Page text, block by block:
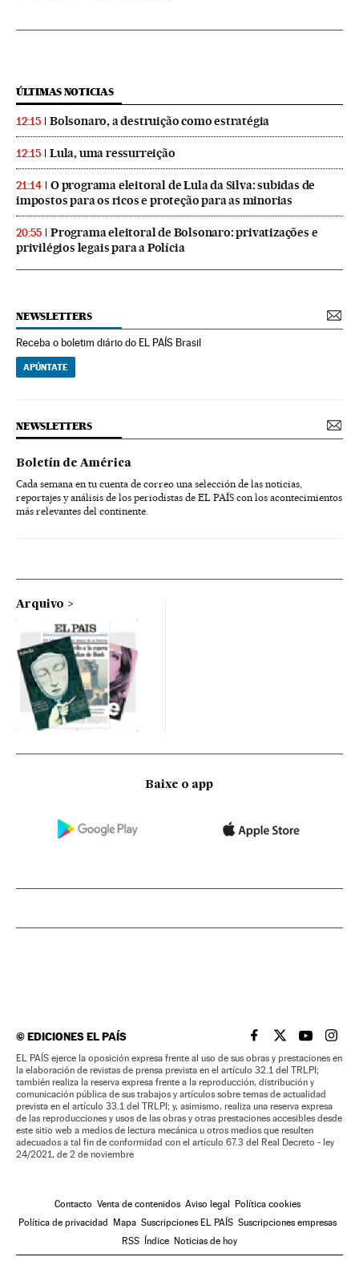
ÚLTIMAS NOTICIAS
12:15 Bolsonaro, a destruição como estratégia
12:15 Lula, uma ressurreição
21:14
O programa eleitoral de Lula da Silva: subidas de
impostos para os ricos e proteção para as minorias
20:55
Programa eleitoral de Bolsonaro: privatizações e
privilégios legais para a Polícia
NEWSLETTERS
Receba o boletim diário do EL PAÍS Brasil
APÚNTATE
NEWSLETTERS
Boletín de América
Cada semana en tu cuenta de correo una selección de las noticias,
reportajes y análisis de los periodistas de EL PAÍS con los acontecimientos
más relevantes del continente.
Arquivo
Baixe o app
©EDICIONES EL PAÍS EL PAÍS BRASIL EN
EL PAÍSEL PAÍS
EL
EL PAÍS ejerce la oposición expresa frente al uso de sus obras y prestaciones en
la elaboración de revistas de prensa prevista en el artículo 32.1 del TRLPI;
también realiza la reserva expresa frente a la reproducción, distribución y
comunicación pública de sus trabajos y artículos sobre temas de actualidad
prevista en el artículo 33.1 del TRLPI; y, asimismo, realiza una reserva expresa
de las reproducciones y usos de las obras y otras prestaciones accesibles desde
este sitio web a medios de lectura mecánica u otros medios que resulten
adecuados a tal fin de conformidad con el artículo 67.3 del Real Decreto - ley
24/2021, de 2 de noviembre
Contacto Venta de contenidos Aviso legal Política cookies
Política de privacidad Mapa Suscripciones EL PAÍS Suscripciones empresas
RSS Índice Noticias de hoy